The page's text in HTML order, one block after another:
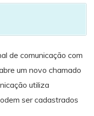
de comunicação com
um novo chamado
utiliza
ser cadastrados